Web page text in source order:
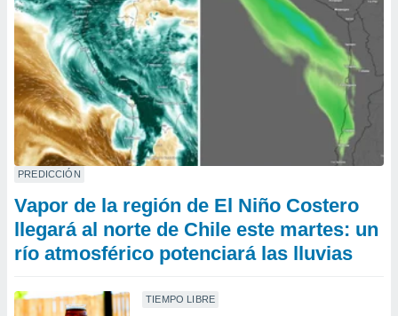
PREDICCIÓN
Vapor de la región de El Niño Costero
llegará al norte de Chile este martes: un
río atmosférico potenciará las lluvias
TIEMPO LIBRE